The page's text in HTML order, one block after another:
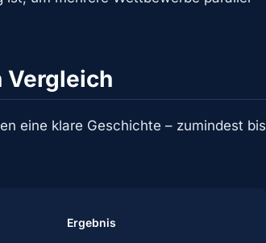
Vergleich
eine klare Geschichte – zumindest bis
Ergebnis